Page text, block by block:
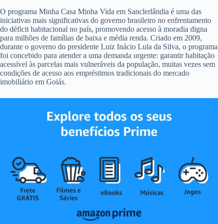
O programa Minha Casa Minha Vida em Sanclerlândia é uma das
iniciativas mais significativas do governo brasileiro no enfrentamento
do déficit habitacional no país, promovendo acesso à moradia digna
para milhões de famílias de baixa e média renda. Criado em 2009,
durante o governo do presidente Luiz Inácio Lula da Silva, o programa
foi concebido para atender a uma demanda urgente: garantir habitação
acessível às parcelas mais vulneráveis da população, muitas vezes sem
condições de acesso aos empréstimos tradicionais do mercado
imobiliário em Goiás.